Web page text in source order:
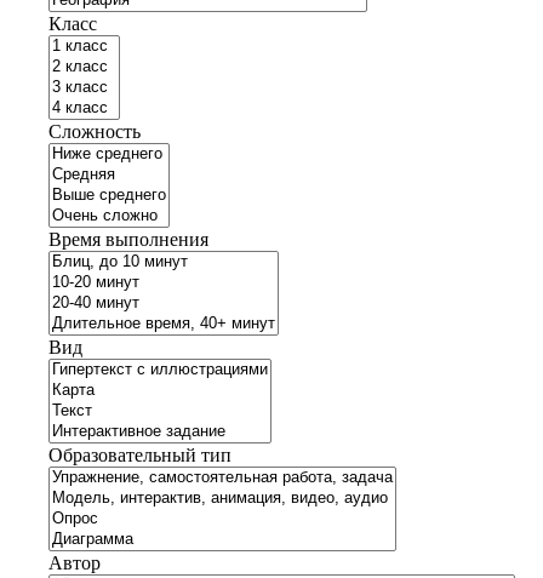
Класс
Сложность
Время выполнения
Вид
Образовательный тип
Автор